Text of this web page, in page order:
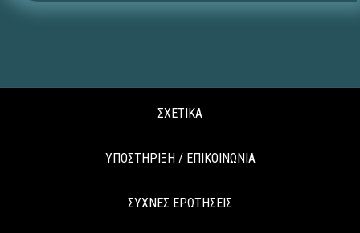
ΣΧΕΤΙΚΑ
ΥΠΟΣΤΗΡΙΞΗ / ΕΠΙΚΟΙΝΩΝΙΑ
ΣΥΧΝΕΣ ΕΡΩΤΗΣΕΙΣ